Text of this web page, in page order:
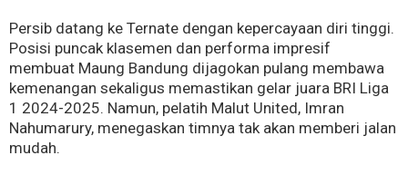
Persib datang ke Ternate dengan kepercayaan diri tinggi.
Posisi puncak klasemen dan performa impresif
membuat Maung Bandung dijagokan pulang membawa
kemenangan sekaligus memastikan gelar juara BRI Liga
1 2024-2025. Namun, pelatih Malut United, Imran
Nahumarury, menegaskan timnya tak akan memberi jalan
mudah.